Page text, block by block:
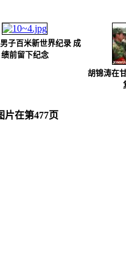
子百米新世界纪录 成
绩前留下纪念
胡锦涛在
片在第477页